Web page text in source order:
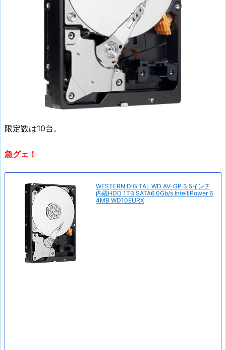
限定数は10台。
急グェ！
WESTERN DIGITAL WD AV-GP 3.5インチ
内蔵HDD 1TB SATA6.0Gb/s IntelliPower 6
4MB WD10EURX